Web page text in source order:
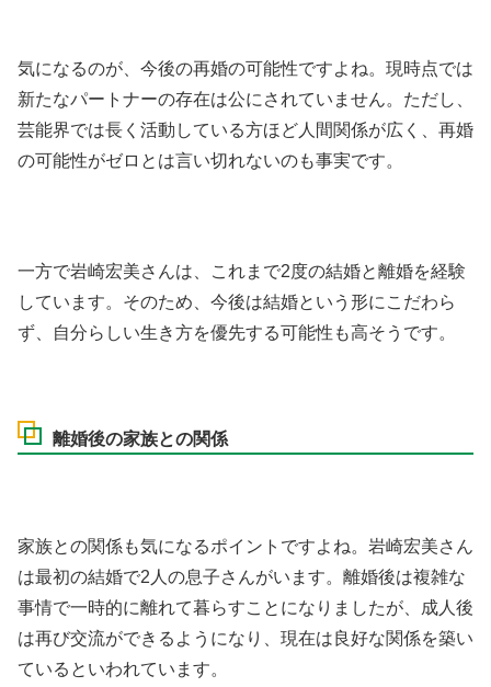
気になるのが、今後の再婚の可能性ですよね。現時点では
新たなパートナーの存在は公にされていません。ただし、
芸能界では長く活動している方ほど人間関係が広く、再婚
の可能性がゼロとは言い切れないのも事実です。
一方で岩崎宏美さんは、これまで2度の結婚と離婚を経験
しています。そのため、今後は結婚という形にこだわら
ず、自分らしい生き方を優先する可能性も高そうです。
離婚後の家族との関係
家族との関係も気になるポイントですよね。岩崎宏美さん
は最初の結婚で2人の息子さんがいます。離婚後は複雑な
事情で一時的に離れて暮らすことになりましたが、成人後
は再び交流ができるようになり、現在は良好な関係を築い
ているといわれています。